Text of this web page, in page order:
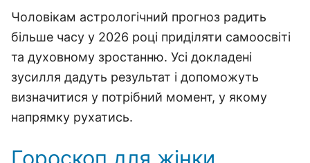
Чоловікам астрологічний прогноз радить
більше часу у 2026 році приділяти самоосвіті
та духовному зростанню. Усі докладені
зусилля дадуть результат і допоможуть
визначитися у потрібний момент, у якому
напрямку рухатись.
Гороскоп для жінки